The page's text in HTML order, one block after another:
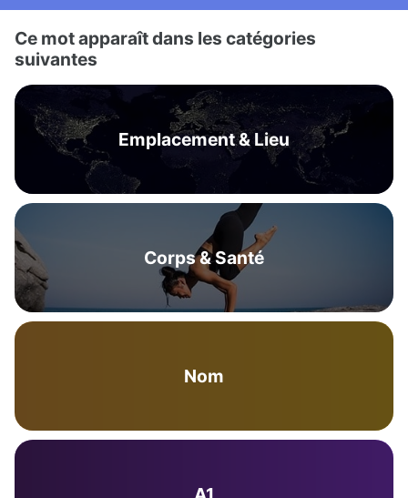
Ce mot apparaît dans les catégories
suivantes
Emplacement & Lieu
Corps & Santé
Nom